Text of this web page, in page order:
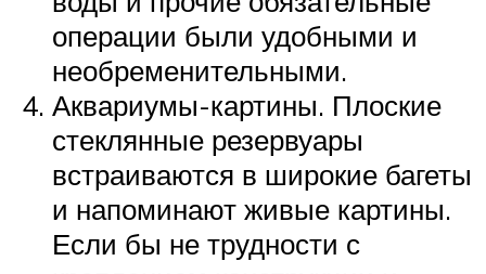
операции были удобными и
необременительными.
Аквариумы-картины. Плоские
стеклянные резервуары
встраиваются в широкие багеты
и напоминают живые картины.
Если бы не трудности с